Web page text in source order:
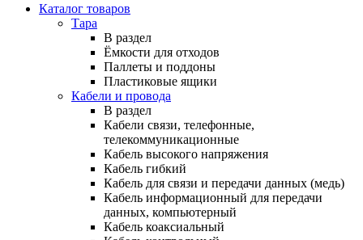
Каталог товаров
Тара
В раздел
Ёмкости для отходов
Паллеты и поддоны
Пластиковые ящики
Кабели и провода
В раздел
Кабели связи, телефонные,
телекоммуникационные
Кабель высокого напряжения
Кабель гибкий
Кабель для связи и передачи данных (медь)
Кабель информационный для передачи
данных, компьютерный
Кабель коаксиальный